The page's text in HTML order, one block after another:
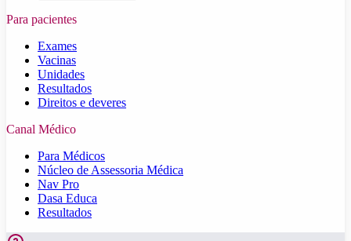
Para pacientes
Exames
Vacinas
Unidades
Resultados
Direitos e deveres
Canal Médico
Para Médicos
Núcleo de Assessoria Médica
Nav Pro
Dasa Educa
Resultados